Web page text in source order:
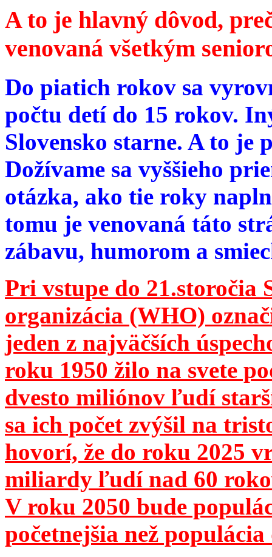
A to je hlavný dôvod,
venovaná všetkým
Do piatich rokov sa
počtu detí do 15 rokov.
Slovensko starne. A to je
Dožívame sa vyššieho
otázka, ako tie roky
tomu je venovaná táto
zábavu, humorom a
Pri vstupe do 21.storočia
organizácia (WHO)
jeden z najväčších
roku 1950 žilo na svete
dvesto miliónov ľudí
sa ich počet zvýšil na
hovorí, že do roku 2025
miliardy ľudí nad 60
V roku 2050 bude
početnejšia než